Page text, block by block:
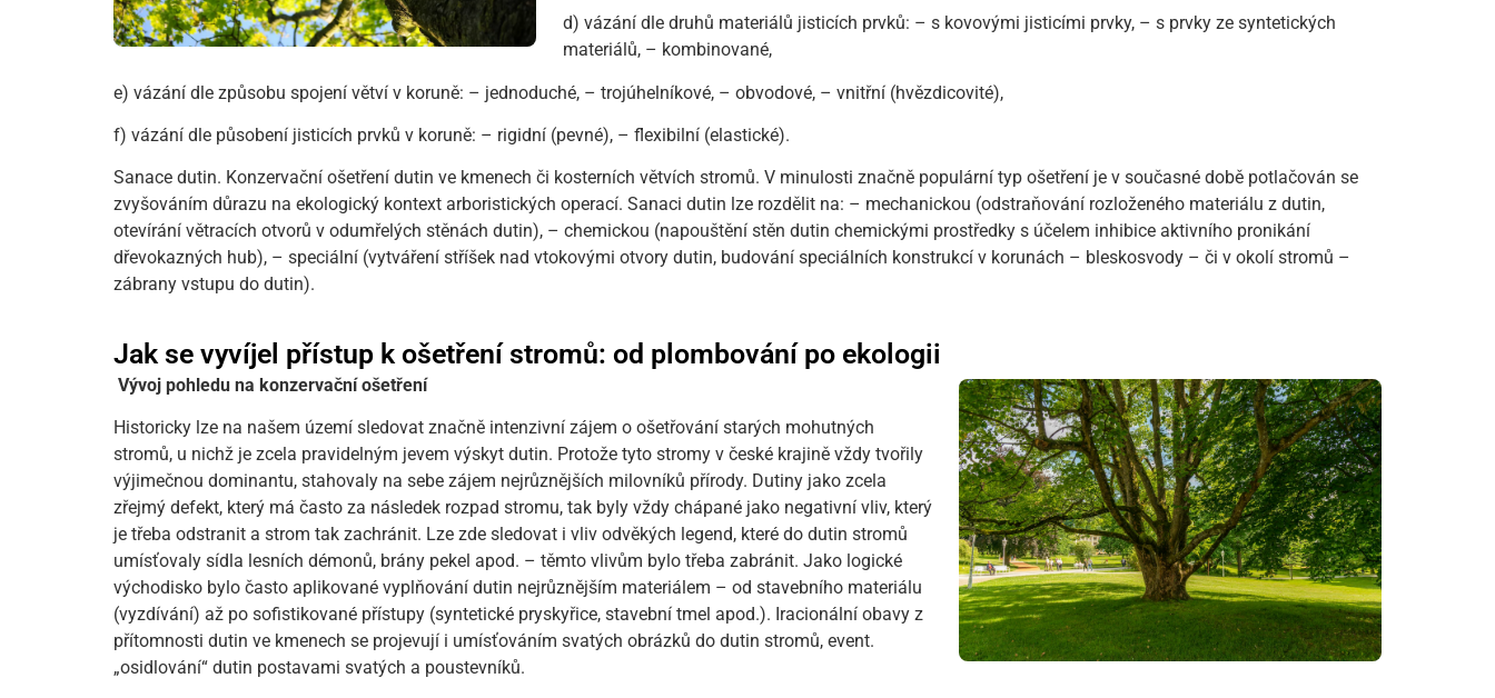
d) vázání dle druhů materiálů jisticích prvků: – s kovovými jisticími prvky, – s prvky ze syntetických
materiálů, – kombinované,
e) vázání dle způsobu spojení větví v koruně: – jednoduché, – trojúhelníkové, – obvodové, – vnitřní (hvězdicovité),
f) vázání dle působení jisticích prvků v koruně: – rigidní (pevné), – flexibilní (elastické).
Sanace dutin. Konzervační ošetření dutin ve kmenech či kosterních větvích stromů. V minulosti značně populární typ ošetření je v současné době potlačován se
zvyšováním důrazu na ekologický kontext arboristických operací. Sanaci dutin lze rozdělit na: – mechanickou (odstraňování rozloženého materiálu z dutin,
otevírání větracích otvorů v odumřelých stěnách dutin), – chemickou (napouštění stěn dutin chemickými prostředky s účelem inhibice aktivního pronikání
dřevokazných hub), – speciální (vytváření stříšek nad vtokovými otvory dutin, budování speciálních konstrukcí v korunách – bleskosvody – či v okolí stromů –
zábrany vstupu do dutin).
Jak se vyvíjel přístup k ošetření stromů: od plombování po ekologii
Vývoj pohledu na konzervační ošetření
Historicky lze na našem území sledovat značně intenzivní zájem o ošetřování starých mohutných
stromů, u nichž je zcela pravidelným jevem výskyt dutin. Protože tyto stromy v české krajině vždy tvořily
výjimečnou dominantu, stahovaly na sebe zájem nejrůznějších milovníků přírody. Dutiny jako zcela
zřejmý defekt, který má často za následek rozpad stromu, tak byly vždy chápané jako negativní vliv, který
je třeba odstranit a strom tak zachránit. Lze zde sledovat i vliv odvěkých legend, které do dutin stromů
umísťovaly sídla lesních démonů, brány pekel apod. – těmto vlivům bylo třeba zabránit. Jako logické
východisko bylo často aplikované vyplňování dutin nejrůznějším materiálem – od stavebního materiálu
(vyzdívání) až po sofistikované přístupy (syntetické pryskyřice, stavební tmel apod.). Iracionální obavy z
přítomnosti dutin ve kmenech se projevují i umísťováním svatých obrázků do dutin stromů, event.
„osidlování“ dutin postavami svatých a poustevníků.